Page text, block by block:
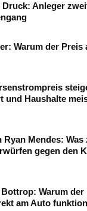
Anleger
Warum der Preis
und Haushalte
Mendes: Was
gegen den
Warum
am Auto